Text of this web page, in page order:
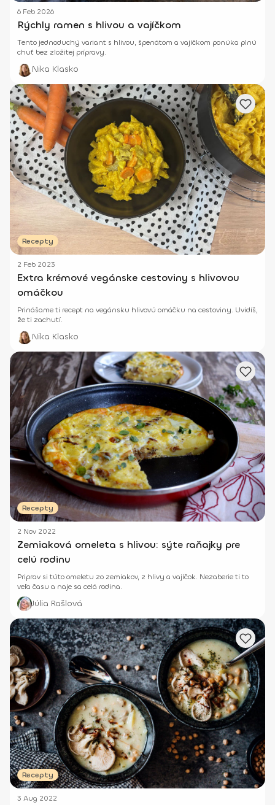
6 Feb 2026
Rýchly ramen s hlivou a vajíčkom
Tento jednoduchý variant s hlivou, špenátom a vajíčkom ponúka plnú
chuť bez zložitej prípravy.
Nika Klasko
Recepty
2 Feb 2023
Extra krémové vegánske cestoviny s hlivovou
omáčkou
Prinášame ti recept na vegánsku hlivovú omáčku na cestoviny. Uvidíš,
že ti zachutí.
Nika Klasko
Recepty
2 Nov 2022
Zemiaková omeleta s hlivou: sýte raňajky pre
celú rodinu
Priprav si túto omeletu zo zemiakov, z hlivy a vajíčok. Nezaberie ti to
veľa času a naje sa celá rodina.
Júlia Rašlová
Recepty
3 Aug 2022